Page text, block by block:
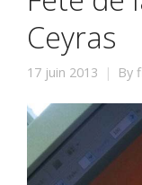
Ceyras
17 juin 2013 By